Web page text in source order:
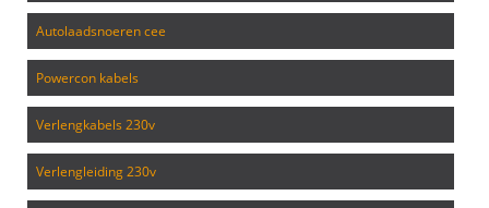
autolaadsnoeren cee
powercon kabels
verlengkabels 230v
verlengleiding 230v